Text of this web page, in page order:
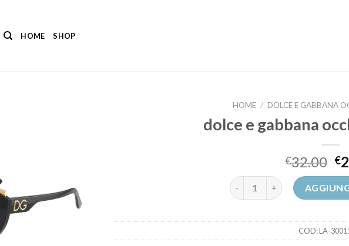
HOME SHOP
HOME / DOLCE E GABBANA
dolce e gabbana
€32.00 €
dolce e gabbana occhiali sole
COD:LA-